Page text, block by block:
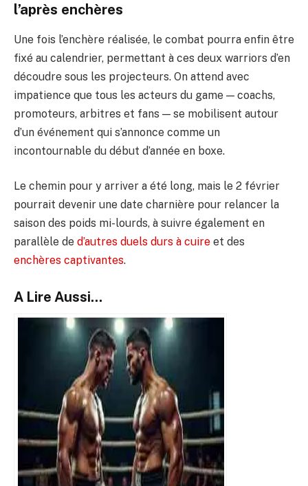
l’après enchères
Une fois l’enchère réalisée, le combat pourra enfin être
fixé au calendrier, permettant à ces deux warriors d’en
découdre sous les projecteurs. On attend avec
impatience que tous les acteurs du game — coachs,
promoteurs, arbitres et fans — se mobilisent autour
d’un événement qui s’annonce comme un
incontournable du début d’année en boxe.
Le chemin pour y arriver a été long, mais le 2 février
pourrait devenir une date charnière pour relancer la
saison des poids mi-lourds, à suivre également en
parallèle de d’autres duels durs à cuire et des
enchères captivantes.
A Lire Aussi...